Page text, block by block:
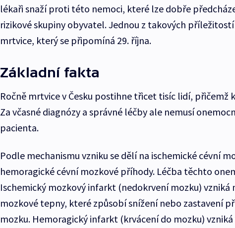
lékaři snaží proti této nemoci, které lze dobře
rizikové skupiny obyvatel. Jednou z takových příležitostí
mrtvice, který se připomíná 29. října.
Základní fakta
Ročně mrtvice v Česku postihne třicet tisíc lidí, přičemž
Za včasné diagnózy a správné léčby ale nemusí
pacienta.
Podle mechanismu vzniku se dělí na ischemické cévní
hemoragické cévní mozkové příhody. Léčba těchto
Ischemický mozkový infarkt (nedokrvení mozku) vzniká
mozkové tepny, které způsobí snížení nebo zastavení
mozku. Hemoragický infarkt (krvácení do mozku) vzniká